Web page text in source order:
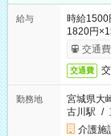
給与
時給
1820円
交通
交通費
勤務地
宮城県大
古川駅 /
介護施